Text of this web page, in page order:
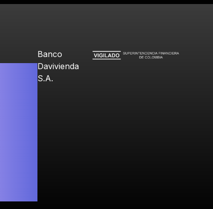
Banco
Davivienda
S.A.